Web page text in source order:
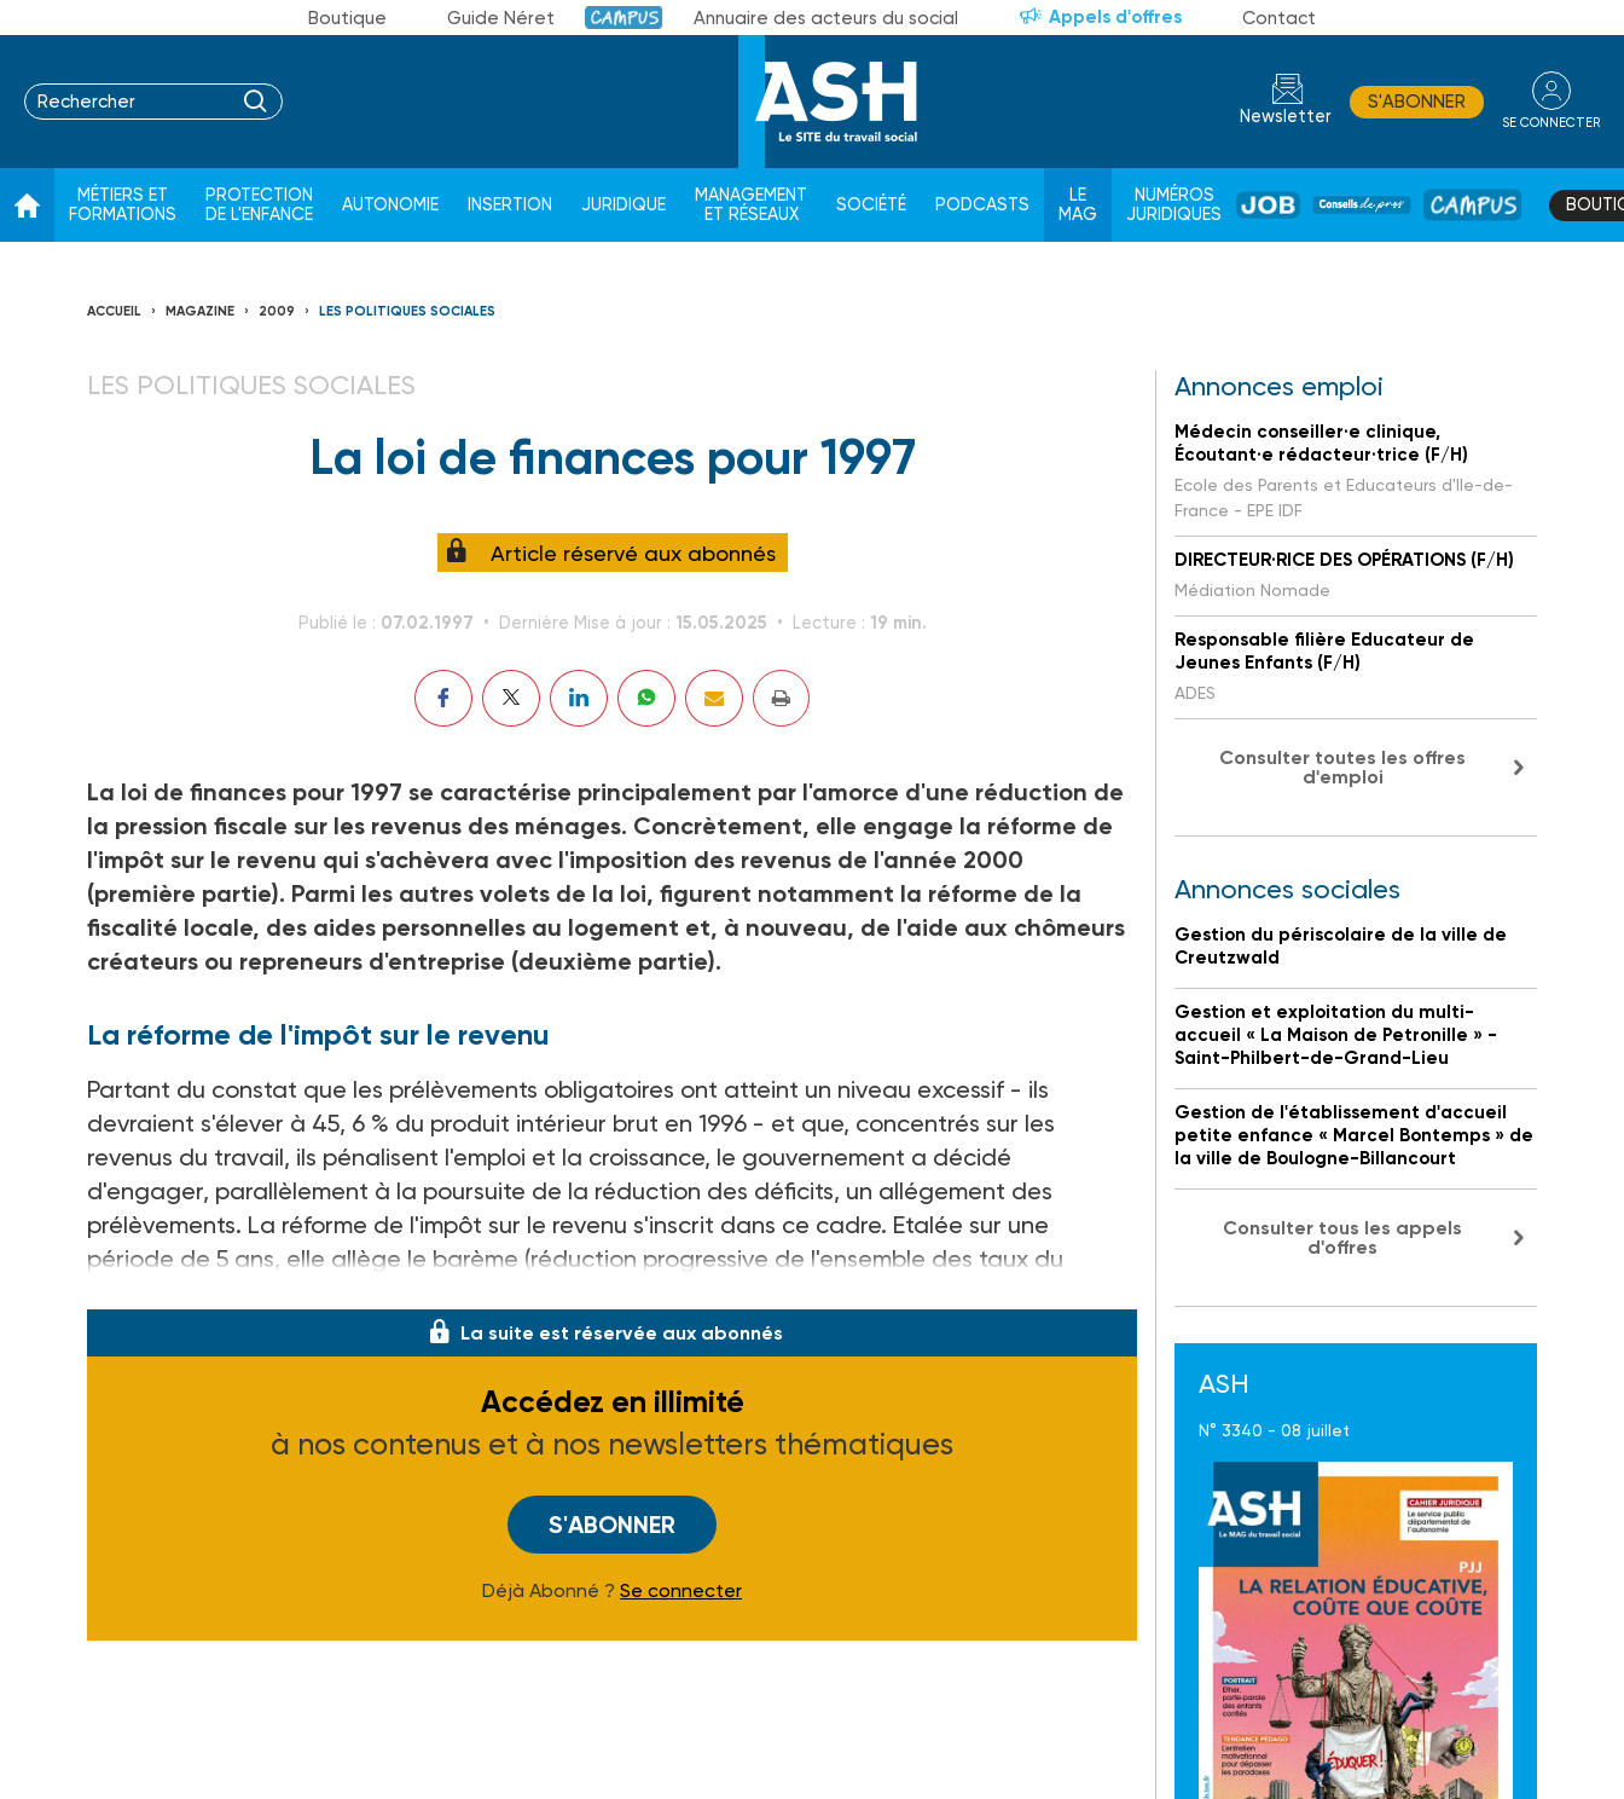
Boutique Guide Néret Campus Annuaire des acteurs du social Appels d'offres Contact
Newsletter
S'ABONNER
SE CONNECTER
MÉTIERS ET
FORMATIONS
PROTECTION
DE L'ENFANCE
AUTONOMIE INSERTION JURIDIQUE
MANAGEMENT
ET RÉSEAUX
SOCIÉTÉ PODCASTS
LE
MAG
NUMÉROS
JURIDIQUES
JOB
DE
CAMPUS
ACCUEIL MAGAZINE 2009 LES POLITIQUES SOCIALES
LES POLITIQUES SOCIALES
La loi de finances pour 1997
Article réservé aux abonnés
Publié le : 07.02.1997 Dernière Mise à jour : 15.05.2025 Lecture : 19 min.
La loi de finances pour 1997 se caractérise principalement par l'amorce d'une réduction de
la pression fiscale sur les revenus des ménages. Concrètement, elle engage la réforme de
l'impôt sur le revenu qui s'achèvera avec l'imposition des revenus de l'année 2000
(première partie). Parmi les autres volets de la loi, figurent notamment la réforme de la
fiscalité locale, des aides personnelles au logement et, à nouveau, de l'aide aux chômeurs
créateurs ou repreneurs d'entreprise (deuxième partie).
La réforme de l'impôt sur le revenu
Partant du constat que les prélèvements obligatoires ont atteint un niveau excessif - ils
devraient s'élever à 45, 6 % du produit intérieur brut en 1996 - et que, concentrés sur les
revenus du travail, ils pénalisent l'emploi et la croissance, le gouvernement a décidé
d'engager, parallèlement à la poursuite de la réduction des déficits, un allégement des
prélèvements. La réforme de l'impôt sur le revenu s'inscrit dans ce cadre. Etalée sur une
période de 5 ans, elle allège le barème (réduction progressive de l'ensemble des taux du
La suite est réservée aux abonnés
Accédez en illimité
à nos contenus et à nos newsletters thématiques
S'ABONNER
Déjà Abonné ? Se connecter
Annonces emploi
Médecin conseiller·e clinique,
Écoutant·e rédacteur·trice (F/H)
Ecole des Parents et Educateurs d'Ile-de-
France - EPE IDF
DIRECTEUR·RICE DES OPÉRATIONS (F/H)
Médiation Nomade
Responsable filière Educateur de
Jeunes Enfants (F/H)
ADES
Consulter toutes les offres
d'emploi
Annonces sociales
Gestion du périscolaire de la ville de
Creutzwald
Gestion et exploitation du multi-
accueil « La Maison de Petronille » -
Saint-Philbert-de-Grand-Lieu
Gestion de l'établissement d'accueil
petite enfance « Marcel Bontemps » de
la ville de Boulogne-Billancourt
Consulter tous les appels
d'offres
ASH
N° 3340 - 08 juillet